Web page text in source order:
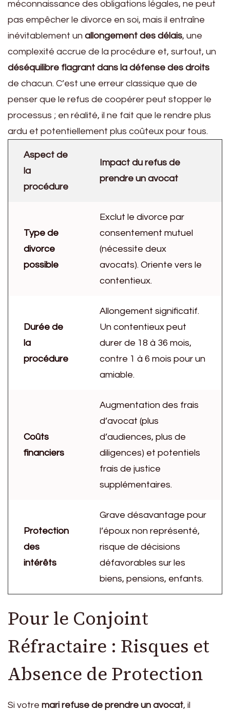
méconnaissance des obligations légales, ne peut
pas empêcher le divorce en soi, mais il entraîne
inévitablement un allongement des délais, une
complexité accrue de la procédure et, surtout, un
déséquilibre flagrant dans la défense des droits
de chacun. C’est une erreur classique que de
penser que le refus de coopérer peut stopper le
processus ; en réalité, il ne fait que le rendre plus
ardu et potentiellement plus coûteux pour tous.
Aspect de
la
procédure
Impact du refus de
prendre un avocat
Type de
divorce
possible
Exclut le divorce par
consentement mutuel
(nécessite deux
avocats). Oriente vers le
contentieux.
Durée de
la
procédure
Allongement significatif.
Un contentieux peut
durer de 18 à 36 mois,
contre 1 à 6 mois pour un
amiable.
Coûts
financiers
Augmentation des frais
d’avocat (plus
d’audiences, plus de
diligences) et potentiels
frais de justice
supplémentaires.
Protection
des
intérêts
Grave désavantage pour
l’époux non représenté,
risque de décisions
défavorables sur les
biens, pensions, enfants.
Pour le Conjoint
Réfractaire : Risques et
Absence de Protection
Si votre mari refuse de prendre un avocat, il